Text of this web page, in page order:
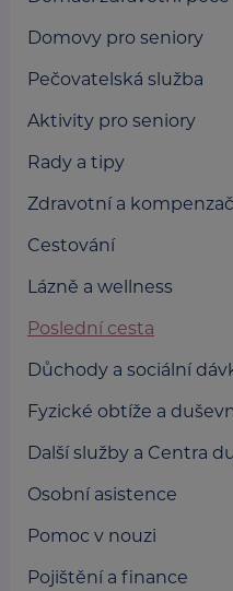
Domovy pro seniory
Pečovatelská služba
Aktivity pro seniory
Rady a tipy
Zdravotní a
Cestování
Lázně a wellness
Poslední cesta
Důchody a sociální
Fyzické obtíže a
Další služby a Centra
Osobní asistence
Pomoc v nouzi
Pojištění a finance